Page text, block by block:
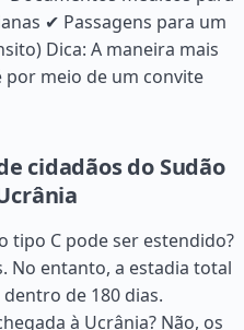
✔ Passagens para um
Dica: A maneira mais
por meio de um convite
cidadãos do Sudão
tipo C pode ser estendido?
No entanto, a estadia total
de 180 dias.
à Ucrânia? Não, os